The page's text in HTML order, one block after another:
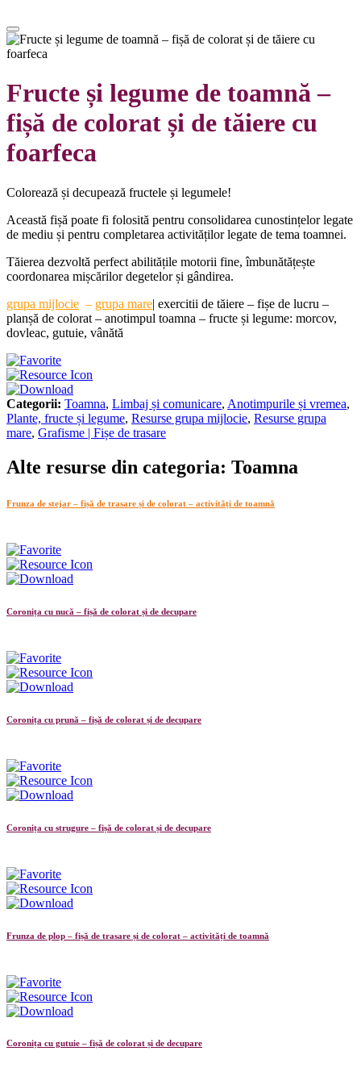
Fructe și legume de toamnă –
fișă de colorat și de tăiere cu
foarfeca
Colorează și decupează fructele și legumele!
Această fișă poate fi folosită pentru consolidarea cunostințelor legate
de mediu și pentru completarea activităților legate de tema toamnei.
Tăierea dezvoltă perfect abilitățile motorii fine, îmbunătățește
coordonarea mișcărilor degetelor și gândirea.
grupa mijlocie – grupa mare| exercitii de tăiere – fișe de lucru –
planșă de colorat – anotimpul toamna – fructe și legume: morcov,
dovleac, gutuie, vânătă
Categorii: Toamna, Limbaj și comunicare, Anotimpurile și vremea,
Plante, fructe și legume, Resurse grupa mijlocie, Resurse grupa
mare, Grafisme | Fișe de trasare
Alte resurse din categoria: Toamna
Frunza de stejar – fișă de trasare și de colorat – activități de toamnă
Coronița cu nucă – fișă de colorat și de decupare
Coronița cu prună – fișă de colorat și de decupare
Coronița cu strugure – fișă de colorat și de decupare
Frunza de plop – fișă de trasare și de colorat – activități de toamnă
Coronița cu gutuie – fișă de colorat și de decupare